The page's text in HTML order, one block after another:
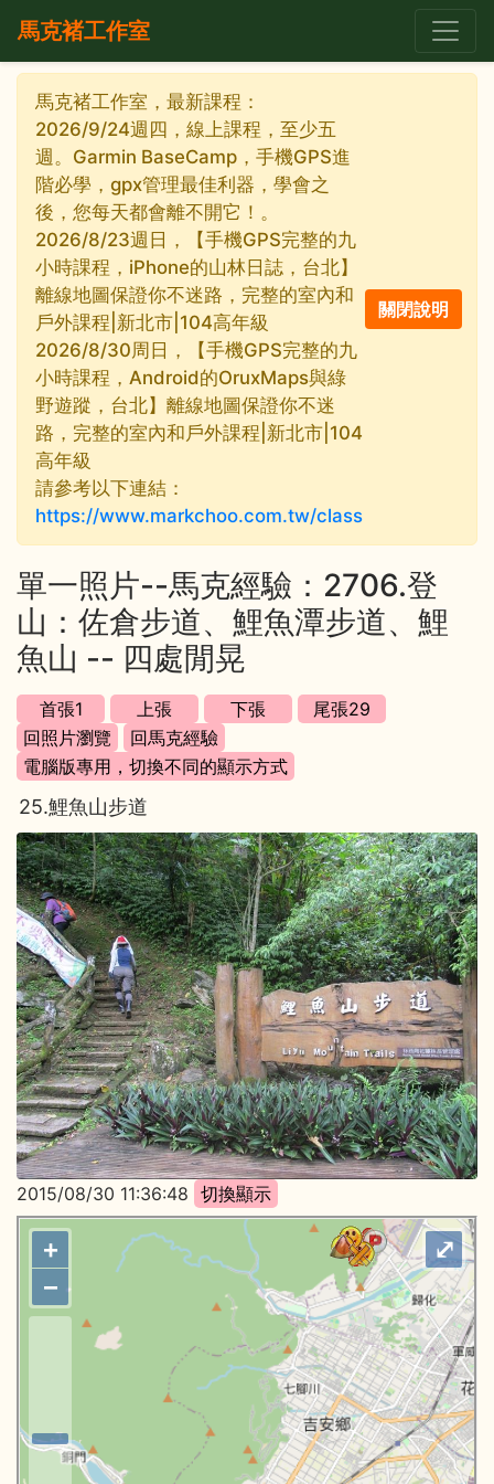
馬克褚工作室
馬克褚工作室，最新課程：
2026/9/24週四，線上課程，至少五
週。Garmin BaseCamp，手機GPS進
階必學，gpx管理最佳利器，學會之
後，您每天都會離不開它！。
2026/8/23週日，【手機GPS完整的九
小時課程，iPhone的山林日誌，台北】
離線地圖保證你不迷路，完整的室內和
戶外課程|新北市|104高年級
2026/8/30周日，【手機GPS完整的九
小時課程，Android的OruxMaps與綠
野遊蹤，台北】離線地圖保證你不迷
路，完整的室內和戶外課程|新北市|104
高年級
請參考以下連結：
https://www.markchoo.com.tw/class
單一照片--馬克經驗：2706.登
山：佐倉步道、鯉魚潭步道、鯉
魚山 -- 四處閒晃
25.鯉魚山步道
2015/08/30 11:36:48
+
−
⤢